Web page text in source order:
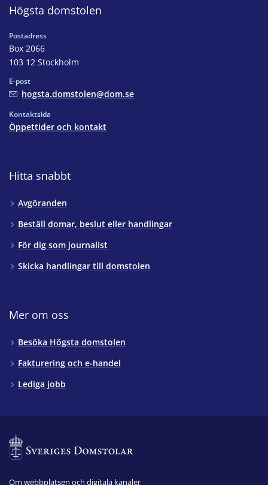
Högsta domstolen
Postadress
Box 2066
103 12 Stockholm
E-post
hogsta.domstolen@dom.se
Kontaktsida
Öppettider och kontakt
Hitta snabbt
Avgöranden
Beställ domar, beslut eller handlingar
För dig som journalist
Skicka handlingar till domstolen
Mer om oss
Besöka Högsta domstolen
Fakturering och e-handel
Lediga jobb
Om webbplatsen och digitala kanaler